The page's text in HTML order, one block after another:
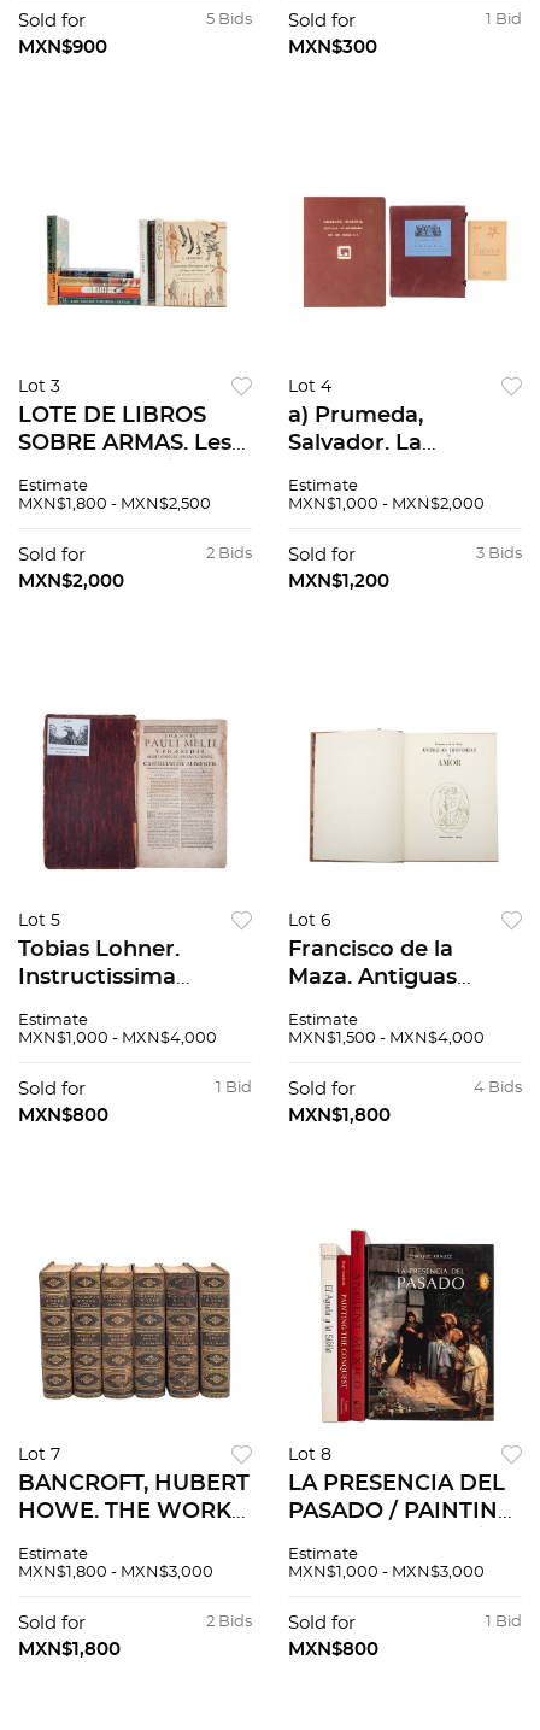
"CVLTVRA", 1932.
Primera edición.
5 Bids
Sold for
MXN$900
marquilla. Tomo II.
Encuadernación de
1 Bid
Sold for
MXN$300
Lot 3
LOTE DE LIBROS
SOBRE ARMAS. Les
Firearms of Great
The Book of the
Gun. PIEZAS 10
Estimate
MXN$1,800 - MXN$2,500
2 Bids
Sold for
MXN$2,000
Lot 4
a) Prumeda,
Salvador. La
1973. 60 p. Firmado y
autor. Con ex libris
de Luis Ort...
Estimate
MXN$1,000 - MXN$2,000
3 Bids
Sold for
MXN$1,200
Lot 5
Tobias Lohner.
Instructissima
concionatoria.
Wolff, 1771. 4o.
marquilla. Pastas
Estimate
MXN$1,000 - MXN$4,000
1 Bid
Sold for
MXN$800
Lot 6
Francisco de la
Maza. Antiguas
Alberto Dallal,
de 500 ejemplares,
ejemplar firmado
Estimate
MXN$1,500 - MXN$4,000
4 Bids
Sold for
MXN$1,800
Lot 7
BANCROFT, HUBERT
HOWE. THE WORKS
MEXICO. SAN
HISTORY COMPANY,
PUBLISHERS, 1886 -
Estimate
MXN$1,800 - MXN$3,000
2 Bids
Sold for
MXN$1,800
Lot 8
LA PRESENCIA DEL
PASADO / PAINTING
ANCIENT MEXICO /
SIBILA. FRESCOS
INDIOS DE MÉXICO.
Estimate
MXN$1,000 - MXN$3,000
1 Bid
Sold for
MXN$800